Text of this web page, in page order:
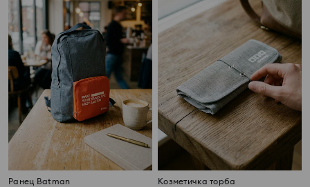
Ранец Batman Козметичка торба